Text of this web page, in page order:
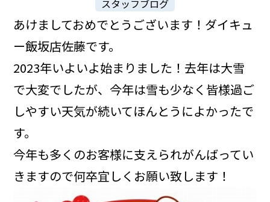
スタッフブログ
あけましておめでとうございます！ダイキュ
ー飯坂店佐藤です。
2023年いよいよ始まりました！去年は大雪
で大変でしたが、今年は雪も少なく皆様過ご
しやすい天気が続いてほんとうによかったで
す。
今年も多くのお客様に支えられがんばってい
きますので何卒宜しくお願い致します！